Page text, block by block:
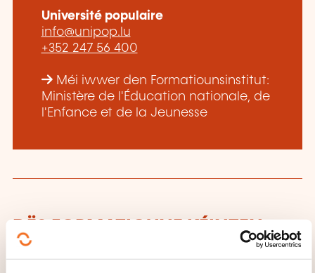
Université populaire
info@unipop.lu
+352 247 56 400
Méi iwwer den Formatiounsinstitut:
Ministère de l'Éducation nationale, de
l'Enfance et de la Jeunesse
DËS FORMATIOUNE KÉINTEN
IECH INTERESSÉIEREN